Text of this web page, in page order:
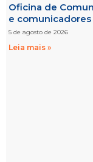
Oficina de
e
5 de agosto de 2026
Leia mais »